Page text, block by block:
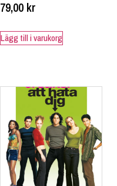
79,00 kr
Lägg till i varukorg